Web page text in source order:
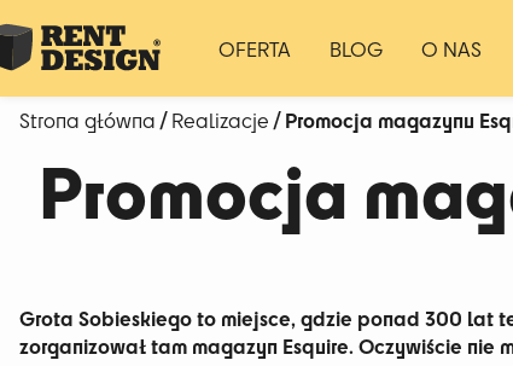
OFERTA BLOG O NAS
Strona główna/Realizacje/ Promocja magazynu
Promocja
Grota Sobieskiego to miejsce, gdzie ponad 300 lat
zorganizował tam magazyn Esquire. Oczywiście nie